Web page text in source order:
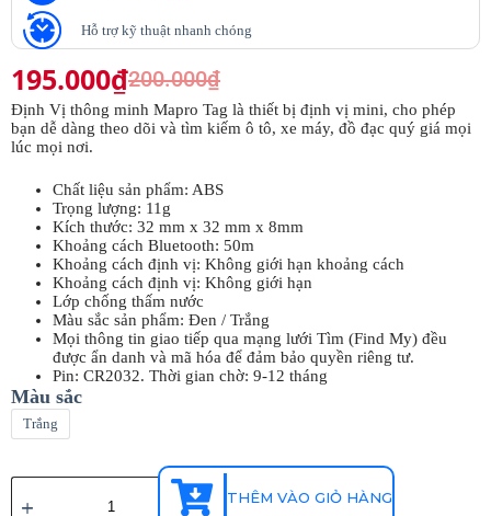
Hỗ trợ kỹ thuật nhanh chóng
200.000₫
195.000₫
Định Vị thông minh Mapro Tag là thiết bị định vị mini, cho phép
bạn dễ dàng theo dõi và tìm kiếm ô tô, xe máy, đồ đạc quý giá mọi
lúc mọi nơi.
Chất liệu sản phẩm: ABS
Trọng lượng: 11g
Kích thước: 32 mm x 32 mm x 8mm
Khoảng cách Bluetooth: 50m
Khoảng cách định vị: Không giới hạn khoảng cách
Khoảng cách định vị: Không giới hạn
Lớp chống thấm nước
Màu sắc sản phẩm: Đen / Trắng
Mọi thông tin giao tiếp qua mạng lưới Tìm (Find My) đều
được ẩn danh và mã hóa để đảm bảo quyền riêng tư.
Pin: CR2032. Thời gian chờ: 9-12 tháng
Màu sắc
Trắng
THÊM VÀO GIỎ HÀNG